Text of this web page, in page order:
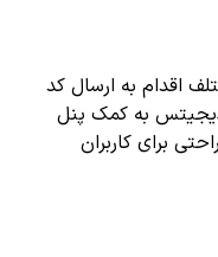
اقدام به ارسال کد
دیجیتس به کمک پنل
برای کاربران